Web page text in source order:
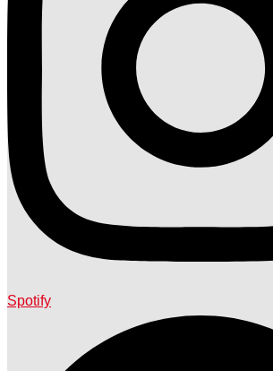
Spotify